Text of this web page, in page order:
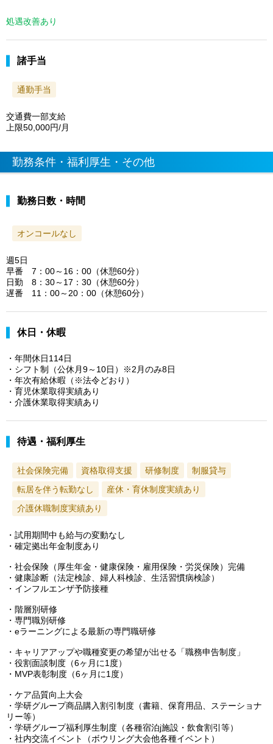
処遇改善あり
諸手当
通勤手当
交通費一部支給
上限50,000円/月
勤務条件・福利厚生・その他
勤務日数・時間
オンコールなし
週5日
早番 7：00～16：00（休憩60分）
日勤 8：30～17：30（休憩60分）
遅番 11：00～20：00（休憩60分）
休日・休暇
・年間休日114日
・シフト制（公休月9～10日）※2月のみ8日
・年次有給休暇（※法令どおり）
・育児休業取得実績あり
・介護休業取得実績あり
待遇・福利厚生
社会保険完備 資格取得支援 研修制度
制服貸与
転居を伴う転勤なし
産休・育休制度実績あり
介護休職制度実績あり
・試用期間中も給与の変動なし
・確定拠出年金制度あり
・社会保険（厚生年金・健康保険・雇用保険・労災保険）完備
・健康診断（法定検診、婦人科検診、生活習慣病検診）
・インフルエンザ予防接種
・階層別研修
・専門職別研修
・eラーニングによる最新の専門職研修
・キャリアアップや職種変更の希望が出せる「職務申告制度」
・役割面談制度（6ヶ月に1度）
・MVP表彰制度（6ヶ月に1度）
・ケア品質向上大会
・学研グループ商品購入割引制度（書籍、保育用品、ステーショナ
リー等）
・学研グループ福利厚生制度（各種宿泊j施設・飲食割引等）
・社内交流イベント（ボウリング大会他各種イベント）